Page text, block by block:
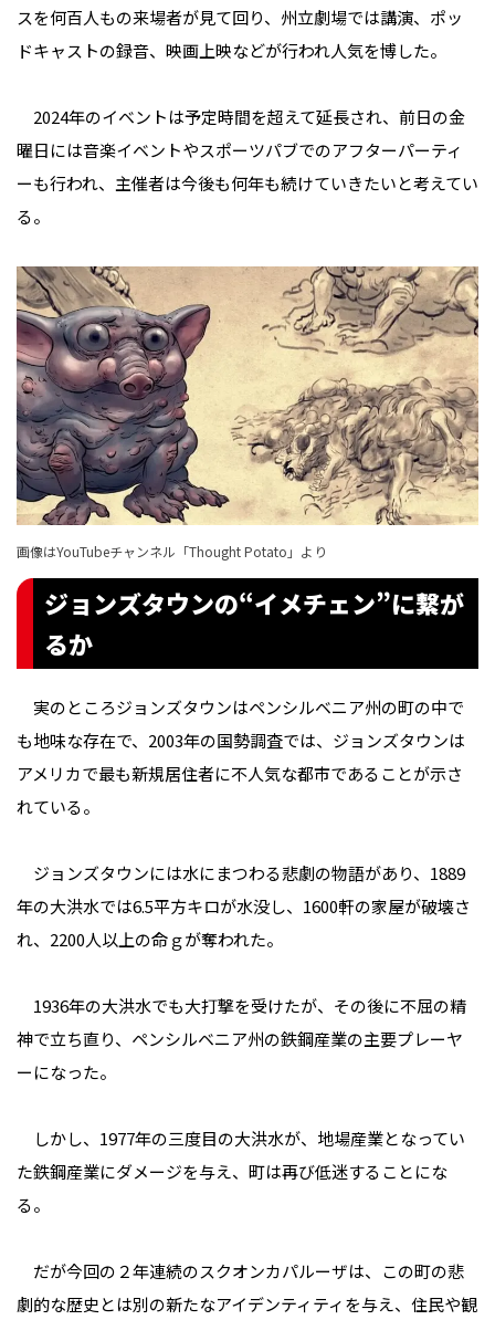
スを何百人もの来場者が見て回り、州立劇場では講演、ポッ
ドキャストの録音、映画上映などが行われ人気を博した。
2024年のイベントは予定時間を超えて延長され、前日の金
曜日には音楽イベントやスポーツパブでのアフターパーティ
ーも行われ、主催者は今後も何年も続けていきたいと考えてい
る。
画像はYouTubeチャンネル「Thought Potato」より
ジョンズタウンの“イメチェン”に繋が
るか
実のところジョンズタウンはペンシルベニア州の町の中で
も地味な存在で、2003年の国勢調査では、ジョンズタウンは
アメリカで最も新規居住者に不人気な都市であることが示さ
れている。
ジョンズタウンには水にまつわる悲劇の物語があり、1889
年の大洪水では6.5平方キロが水没し、1600軒の家屋が破壊さ
れ、2200人以上の命ｇが奪われた。
1936年の大洪水でも大打撃を受けたが、その後に不屈の精
神で立ち直り、ペンシルベニア州の鉄鋼産業の主要プレーヤ
ーになった。
しかし、1977年の三度目の大洪水が、地場産業となってい
た鉄鋼産業にダメージを与え、町は再び低迷することにな
る。
だが今回の２年連続のスクオンカパルーザは、この町の悲
劇的な歴史とは別の新たなアイデンティティを与え、住民や観